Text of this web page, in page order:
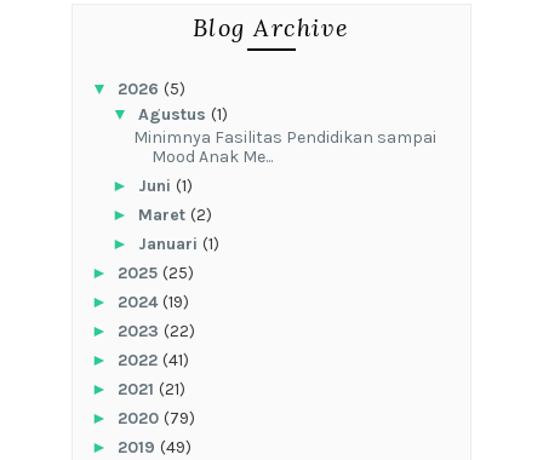
Blog Archive
▼ 2026 (5)
▼ Agustus (1)
‎Minimnya Fasilitas Pendidikan sampai
Mood Anak Me...
► Juni (1)
► Maret (2)
► Januari (1)
► 2025 (25)
► 2024(19)
► 2023 (22)
► 2022 (41)
► 2021 (21)
► 2020 (79)
► 2019 (49)